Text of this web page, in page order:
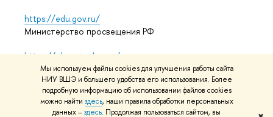
Мы используем файлы cookies для улучшения работы сайта
НИУ ВШЭ и большего удобства его использования. Более
подробную информацию об использовании файлов cookies
можно найти здесь, наши правила обработки персональных
данных –здесь. Продолжая пользоваться сайтом, вы
https://edu.gov.ru/
Министерство просвещения РФ
https://elearning.hse.ru/mooc
Массовые открытые онлайн-курсы
© НИУ ВШЭ 1993–2026 Адреса и контактыУсловия